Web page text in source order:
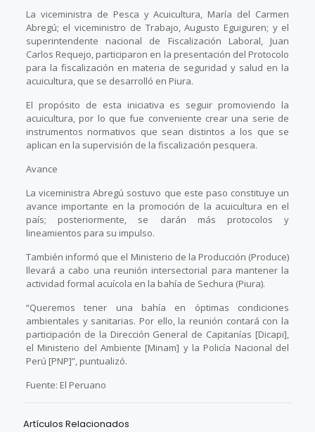
La viceministra de Pesca y Acuicultura, María del Carmen
Abregú; el viceministro de Trabajo, Augusto Eguiguren; y el
superintendente nacional de Fiscalización Laboral, Juan
Carlos Requejo, participaron en la presentación del Protocolo
para la fiscalización en materia de seguridad y salud en la
acuicultura, que se desarrolló en Piura.
El propósito de esta iniciativa es seguir promoviendo la
acuicultura, por lo que fue conveniente crear una serie de
instrumentos normativos que sean distintos a los que se
aplican en la supervisión de la fiscalización pesquera.
Avance
La viceministra Abregú sostuvo que este paso constituye un
avance importante en la promoción de la acuicultura en el
país; posteriormente, se darán más protocolos y
lineamientos para su impulso.
También informó que el Ministerio de la Producción (Produce)
llevará a cabo una reunión intersectorial para mantener la
actividad formal acuícola en la bahía de Sechura (Piura).
“Queremos tener una bahía en óptimas condiciones
ambientales y sanitarias. Por ello, la reunión contará con la
participación de la Dirección General de Capitanías [Dicapi],
el Ministerio del Ambiente [Minam] y la Policía Nacional del
Perú [PNP]”, puntualizó.
Fuente: El Peruano
Artículos Relacionados